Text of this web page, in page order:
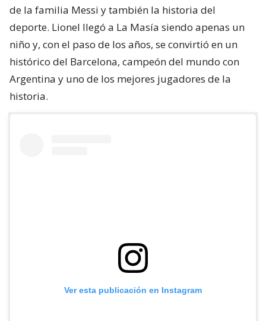
de la familia Messi y también la historia del
deporte. Lionel llegó a La Masía siendo apenas un
niño y, con el paso de los años, se convirtió en un
histórico del Barcelona, campeón del mundo con
Argentina y uno de los mejores jugadores de la
historia.
Ver esta publicación en Instagram